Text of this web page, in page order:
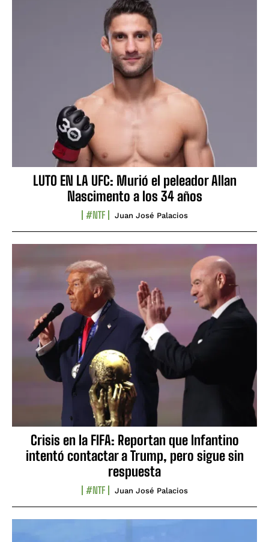
LUTO EN LA UFC: Murió el peleador Allan
Nascimento a los 34 años
#NTF Juan José Palacios
Crisis en la FIFA: Reportan que Infantino
intentó contactar a Trump, pero sigue sin
respuesta
#NTF Juan José Palacios